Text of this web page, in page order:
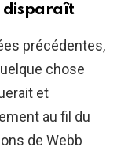
disparaît
précédentes,
chose
et
au fil du
de Webb